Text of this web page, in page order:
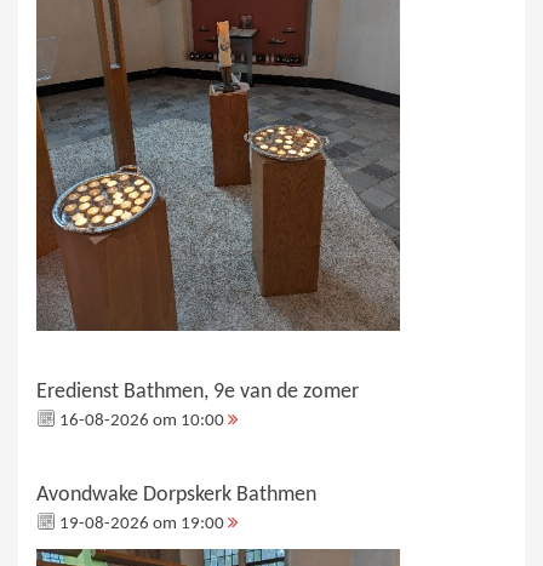
Eredienst Bathmen, 9e van de zomer
16-08-2026 om 10:00
Avondwake Dorpskerk Bathmen
19-08-2026 om 19:00